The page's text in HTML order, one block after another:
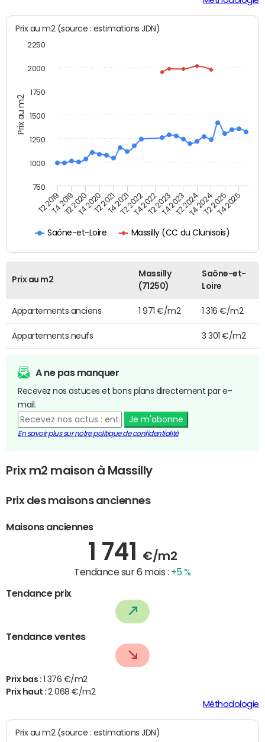
Prix au m2
Prix au m2 (source : estimations JDN)
Saône-et-Loire Massilly (CC du Clunisois)
T2 2019T4 2019T2 2020T4 2020T2 2021T4 2021T2 2022T4 2022T2 2023T4 2023T2 2024T4 2024T2 2025T4 2025
750
1000
1250
1500
1750
2000
2250
Prix au m2
Massilly
(71250)
Saône-et-
Loire
Appartements anciens 1 971 €/m2 1 316 €/m2
Appartements neufs 3 301 €/m2
A ne pas manquer
Recevez nos astuces et bons plans directement par e-
mail.
Je m'abonne
En savoir plus sur notre politique de confidentialité
Prix m2 maison à Massilly
Prix des maisons anciennes
Maisons anciennes
1 741 €/m2
Tendance sur 6 mois : +5 %
Tendance prix
Tendance ventes
Prix bas :
1 376 €/m2
Prix haut :2 068 €/m2
Méthodologie
Prix au m2 (source : estimations JDN)